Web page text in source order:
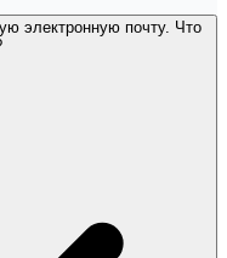
электронную почту. Что